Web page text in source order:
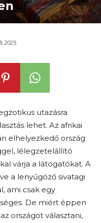
2025
utazásra
lehet. Az afrikai
elhelyezkedő ország
lélegzetelállító
várja a látogatókat. A
a lenyűgöző sivatagi
ami csak egy
De miért éppen
országot választani,